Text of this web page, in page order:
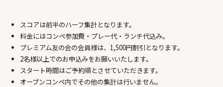
23
11,500 円～
24
7,400 円～
25
7,400 円～
26
7,400 円～ 7,400 円～ 7,400 円～
30 31 1 2 3
スコアは前半のハーフ集計となります。
料金にはコンペ参加費・プレー代・ランチ代込み。
プレミアム友の会の会員様は、1,500円割引となります。
2名様以上でのお申込みをお願いいたします。
スタート時間はご予約順とさせていただきます。
オープンコンペ内でその他の集計は行いません。